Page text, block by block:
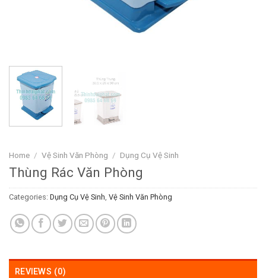
Home / Vệ Sinh Văn Phòng / Dụng Cụ Vệ Sinh
Thùng Rác Văn Phòng
Categories: Dụng Cụ Vệ Sinh, Vệ Sinh Văn Phòng
REVIEWS (0)